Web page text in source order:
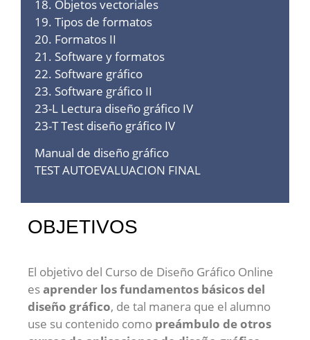
18. Objetos vectoriales
19. Tipos de formatos
20. Formatos II
21. Software y formatos
22. Software gráfico
23. Software gráfico II
23-L Lectura diseño gráfico IV
23-T Test diseño gráfico IV
Manual de diseño gráfico
TEST AUTOEVALUACION FINAL
OBJETIVOS
El objetivo del Curso de Diseño Gráfico Online
esaprender los fundamentos básicos del
diseño gráfico, de tal manera que el alumno
use su contenido como preámbulo de otros